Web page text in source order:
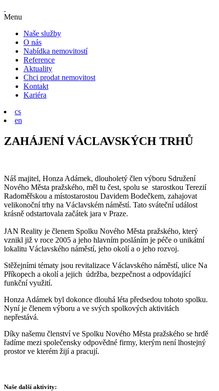
Menu
Naše služby
O nás
Nabídka nemovitostí
Reference
Aktuality
Chci prodat nemovitost
Kontakt
Kariéra
cs
en
ZAHÁJENÍ VÁCLAVSKÝCH TRHŮ
Náš majitel, Honza Adámek, dlouholetý člen výboru Sdružení
Nového Města pražského, měl tu čest, spolu se starostkou Terezií
Radoměřskou a místostarostou Davidem Bodečkem, zahajovat
velikonoční trhy na Václavském náměstí. Tato sváteční událost
krásně odstartovala začátek jara v Praze.
JAN Reality je členem Spolku Nového Města pražského, který
vznikl již v roce 2005 a jeho hlavním posláním je péče o unikátní
lokalitu Václavského náměstí, jeho okolí a o jeho rozvoj.
Stěžejními tématy jsou revitalizace Václavského náměstí, ulice Na
Příkopech a okolí a jejich údržba, bezpečnost a odpovídající
funkční využití.
Honza Adámek byl dokonce dlouhá léta předsedou tohoto spolku.
Nyní je členem výboru a ve svých spolkových aktivitách
nepřestává.
Díky našemu členství ve Spolku Nového Města pražského se hrdě
řadíme mezi společensky odpovědné firmy, kterým není lhostejný
prostor ve kterém žijí a pracují.
Naše další aktivity: